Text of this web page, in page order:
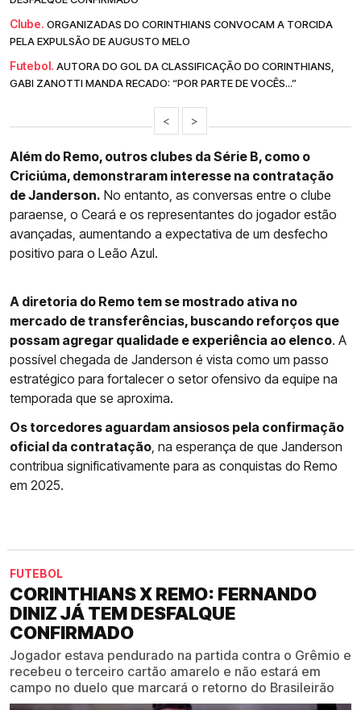
Clube. ORGANIZADAS DO CORINTHIANS CONVOCAM A TORCIDA
PELA EXPULSÃO DE AUGUSTO MELO
Futebol. AUTORA DO GOL DA CLASSIFICAÇÃO DO CORINTHIANS,
GABI ZANOTTI MANDA RECADO: “POR PARTE DE VOCÊS...”
< >
Além do Remo, outros clubes da Série B, como o
Criciúma, demonstraram interesse na contratação
de Janderson. No entanto, as conversas entre o clube
paraense, o Ceará e os representantes do jogador estão
avançadas, aumentando a expectativa de um desfecho
positivo para o Leão Azul.
A diretoria do Remo tem se mostrado ativa no
mercado de transferências, buscando reforços que
possam agregar qualidade e experiência ao elenco. A
possível chegada de Janderson é vista como um passo
estratégico para fortalecer o setor ofensivo da equipe na
temporada que se aproxima.
Os torcedores aguardam ansiosos pela confirmação
oficial da contratação, na esperança de que Janderson
contribua significativamente para as conquistas do Remo
em 2025.
FUTEBOL
CORINTHIANS X REMO: FERNANDO
DINIZ JÁ TEM DESFALQUE
CONFIRMADO
Jogador estava pendurado na partida contra o Grêmio e
recebeu o terceiro cartão amarelo e não estará em
campo no duelo que marcará o retorno do Brasileirão